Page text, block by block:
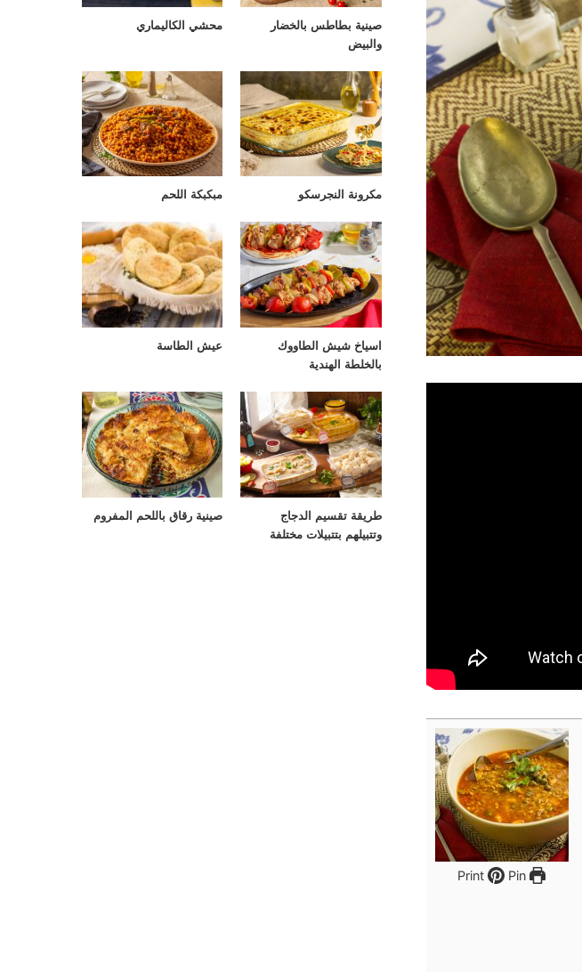
Print
Pin
صينية بطاطس بالخضار
والبيض
محشي الكاليماري
مكرونة النجرسكو مبكبكة اللحم
اسياخ شيش الطاووك
بالخلطة الهندية
عيش الطاسة
طريقة تقسيم الدجاج
وتتبيلهم بتتبيلات مختلفة
صينية رقاق باللحم المفروم